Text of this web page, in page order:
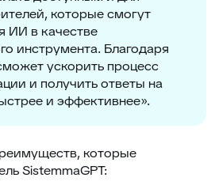
которые смогут
ИИ в качестве
инструмента. Благодаря
ускорить процесс
и получить ответы на
и эффективнее».
которые
SistemmaGPT: